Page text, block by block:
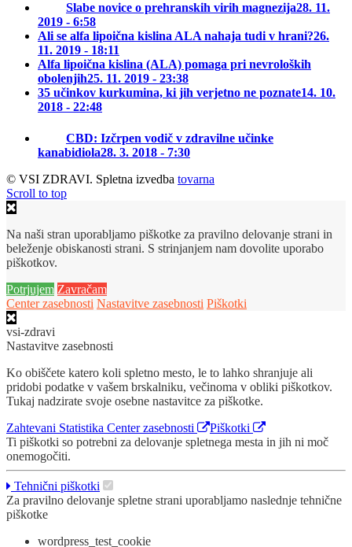
Slabe novice o prehranskih virih magnezija28. 11.
2019 - 6:58
Ali se alfa lipoična kislina ALA nahaja tudi v hrani?26.
11. 2019 - 18:11
Alfa lipoična kislina (ALA) pomaga pri nevroloških
obolenjih25. 11. 2019 - 23:38
35 učinkov kurkumina, ki jih verjetno ne poznate14. 10.
2018 - 22:48
CBD: Izčrpen vodič v zdravilne učinke
kanabidiola28. 3. 2018 - 7:30
© VSI ZDRAVI. Spletna izvedba tovarna
Scroll to top
Na naši stran uporabljamo piškotke za pravilno delovanje strani in
beleženje obiskanosti strani. S strinjanjem nam dovolite uporabo
piškotkov.
Potrjujem Zavračam
Center zasebnosti Nastavitve zasebnosti Piškotki
vsi-zdravi
Nastavitve zasebnosti
Ko obiščete katero koli spletno mesto, le to lahko shranjuje ali
pridobi podatke v vašem brskalniku, večinoma v obliki piškotkov.
Tukaj nadzirate svoje osebne nastavitce za piškotke.
Zahtevani Statistika Center zasebnosti
Piškotki
Ti piškotki so potrebni za delovanje spletnega mesta in jih ni moč
onemogočiti.
Tehnični piškotki
Za pravilno delovanje spletne strani uporabljamo naslednje tehnične
piškotke
wordpress_test_cookie